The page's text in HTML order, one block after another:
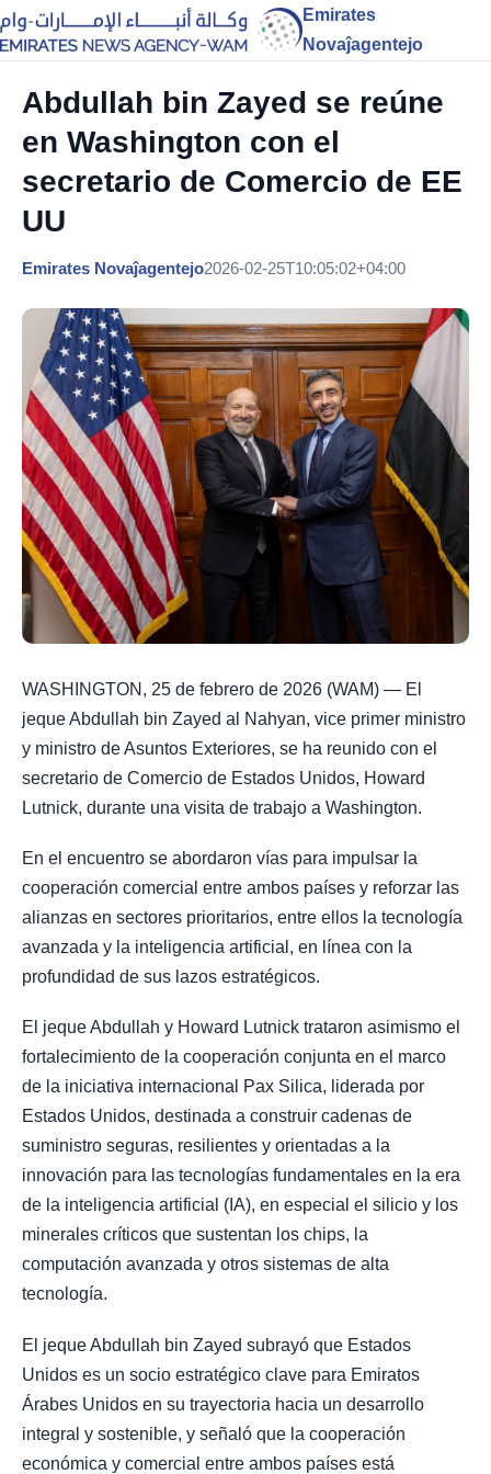
Emirates
Novaĵagentejo
Abdullah bin Zayed se reúne
en Washington con el
secretario de Comercio de EE
UU
Emirates Novaĵagentejo2026-02-25T10:05:02+04:00
WASHINGTON, 25 de febrero de 2026 (WAM) — El
jeque Abdullah bin Zayed al Nahyan, vice primer ministro
y ministro de Asuntos Exteriores, se ha reunido con el
secretario de Comercio de Estados Unidos, Howard
Lutnick, durante una visita de trabajo a Washington.
En el encuentro se abordaron vías para impulsar la
cooperación comercial entre ambos países y reforzar las
alianzas en sectores prioritarios, entre ellos la tecnología
avanzada y la inteligencia artificial, en línea con la
profundidad de sus lazos estratégicos.
El jeque Abdullah y Howard Lutnick trataron asimismo el
fortalecimiento de la cooperación conjunta en el marco
de la iniciativa internacional Pax Silica, liderada por
Estados Unidos, destinada a construir cadenas de
suministro seguras, resilientes y orientadas a la
innovación para las tecnologías fundamentales en la era
de la inteligencia artificial (IA), en especial el silicio y los
minerales críticos que sustentan los chips, la
computación avanzada y otros sistemas de alta
tecnología.
El jeque Abdullah bin Zayed subrayó que Estados
Unidos es un socio estratégico clave para Emiratos
Árabes Unidos en su trayectoria hacia un desarrollo
integral y sostenible, y señaló que la cooperación
económica y comercial entre ambos países está